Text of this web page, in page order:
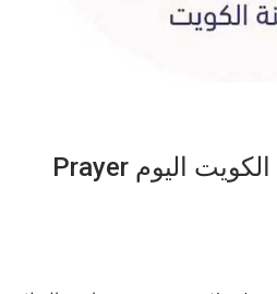
مواقيت الصلاة في الكويت اليوم Prayer